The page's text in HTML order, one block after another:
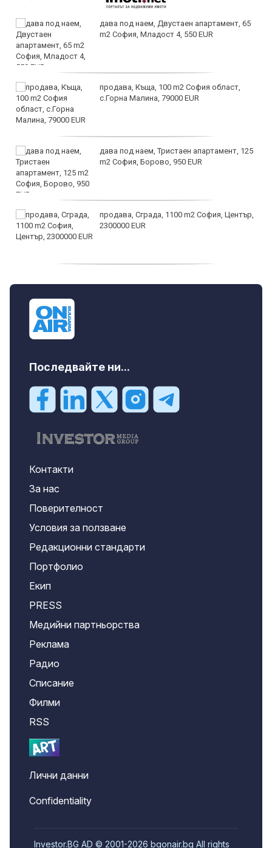
дава под наем, Двустаен апартамент, 65
m2 София, Младост 4, 550 EUR
продава, Къща, 100 m2 София област,
с.Горна Малина, 79000 EUR
дава под наем, Тристаен апартамент, 125
m2 София, Борово, 950 EUR
продава, Сграда, 1100 m2 София, Център,
2300000 EUR
Последвайте ни...
Контакти
За нас
Поверителност
Условия за ползване
Редакционни стандарти
Портфолио
Екип
PRESS
Медийни партньорства
Реклама
Радио
Списание
Филми
RSS
Лични данни
Confidentiality
Investor.BG AD © 2001-2026 bgonair.bg All rights